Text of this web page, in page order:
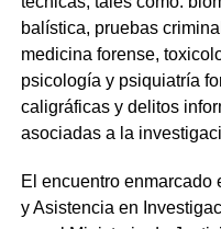
balística, pruebas
medicina forense,
psicología y psiquiatría
caligráficas y delitos
asociadas a la
El encuentro enmarcado
y Asistencia en